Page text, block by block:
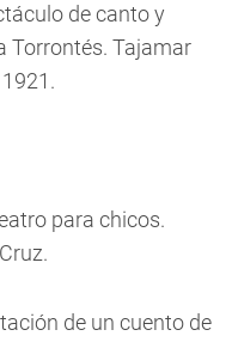
de canto y
Torrontés. Tajamar
para chicos.
de un cuento de